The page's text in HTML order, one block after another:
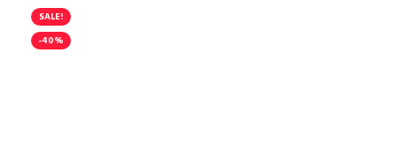
SALE!
-40%